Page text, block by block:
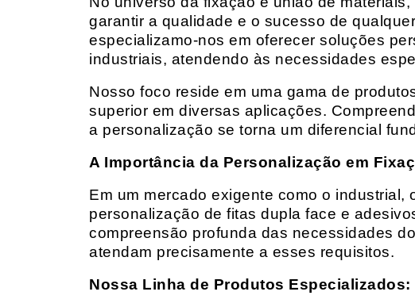
garantir a qualidade e o sucesso de
especializamo-nos em oferecer soluções
industriais, atendendo às necessidades
Nosso foco reside em uma gama de
superior em diversas aplicações.
a personalização se torna um diferencial
A Importância da Personalização em
Em um mercado exigente como o
personalização de fitas dupla face e
compreensão profunda das necessidades
atendam precisamente a esses requisitos.
Nossa Linha de Produtos Especializados: